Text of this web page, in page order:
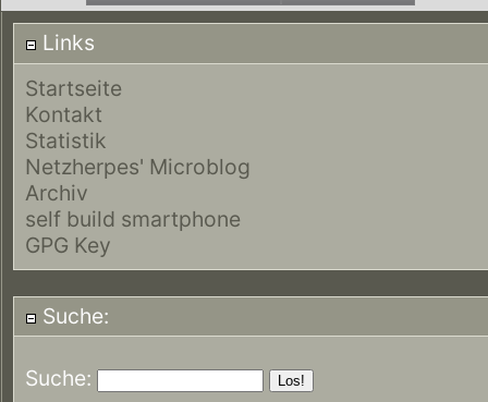
Links
Startseite
Kontakt
Statistik
Netzherpes' Microblog
Archiv
self build smartphone
GPG Key
Suche:
Suche: